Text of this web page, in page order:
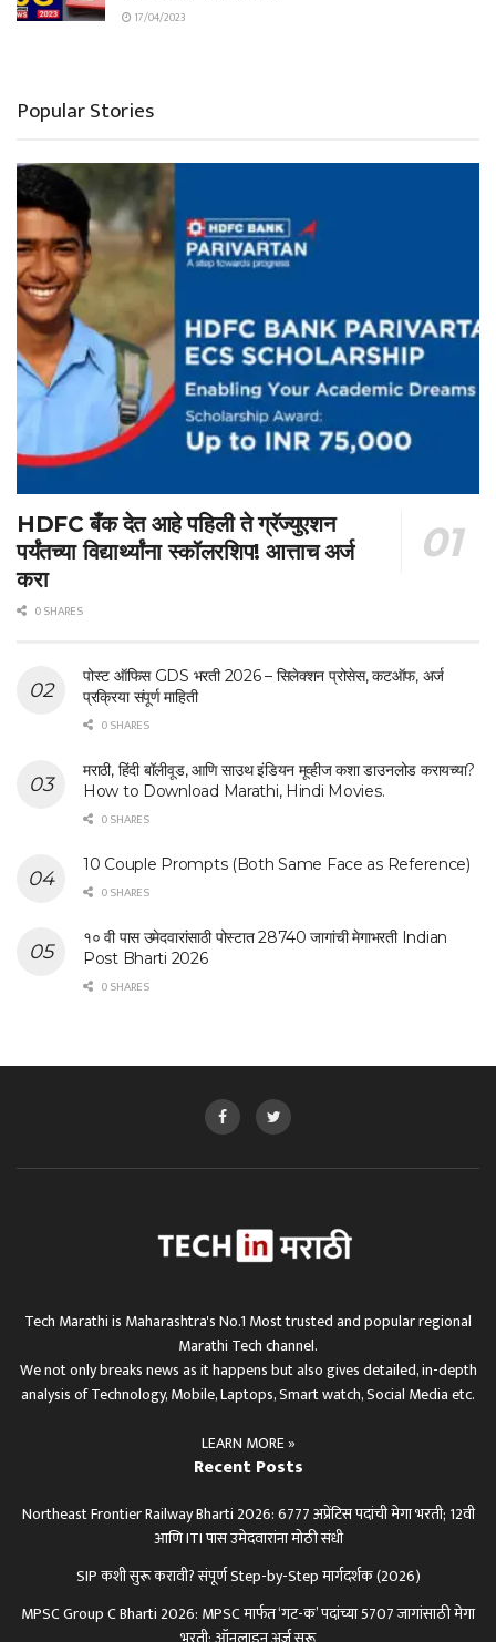
17/04/2023
Popular Stories
HDFC बँक देत आहे पहिली ते ग्रॅज्युएशन
पर्यंतच्या विद्यार्थ्यांना स्कॉलरशिप! आत्ताच अर्ज
करा
0 SHARES
पोस्ट ऑफिस GDS भरती 2026 – सिलेक्शन प्रोसेस, कटऑफ, अर्ज
प्रक्रिया संपूर्ण माहिती
0 SHARES
मराठी, हिंदी बॉलीवूड, आणि साउथ इंडियन मूव्हीज कशा डाउनलोड करायच्या?
How to Download Marathi, Hindi Movies.
0 SHARES
10 Couple Prompts (Both Same Face as Reference)
0 SHARES
१० वी पास उमेदवारांसाठी पोस्टात 28740 जागांची मेगाभरती Indian
Post Bharti 2026
0 SHARES
Tech Marathi is Maharashtra's No.1 Most trusted and popular regional
Marathi Tech channel.
We not only breaks news as it happens but also gives detailed, in-depth
analysis of Technology, Mobile, Laptops, Smart watch, Social Media etc.
LEARN MORE »
Recent Posts
Northeast Frontier Railway Bharti 2026: 6777 अप्रेंटिस पदांची मेगा भरती; 12वी
आणि ITI पास उमेदवारांना मोठी संधी
SIP कशी सुरू करावी? संपूर्ण Step-by-Step मार्गदर्शक (2026)
MPSC Group C Bharti 2026: MPSC मार्फत ‘गट-क’ पदांच्या 5707 जागांसाठी मेगा